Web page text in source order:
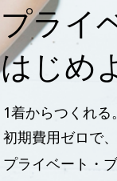
1着からつくれる
プライ
はじめ
初期費用ゼロで
プライベート・